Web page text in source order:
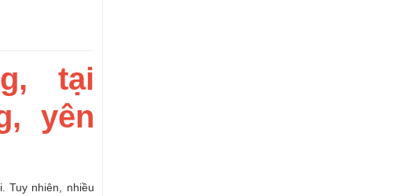
tại
yên
Tuy nhiên, nhiều